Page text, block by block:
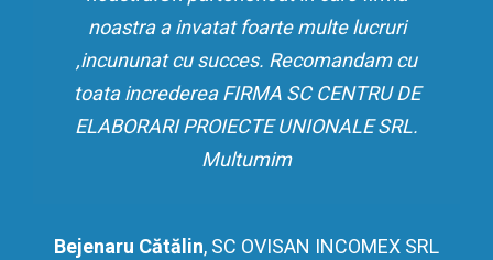
noastra a invatat foarte multe lucruri
,incununat cu succes. Recomandam cu
toata increderea FIRMA SC CENTRU DE
ELABORARI PROIECTE UNIONALE SRL.
Multumim
Bejenaru Cătălin, SC OVISAN INCOMEX SRL